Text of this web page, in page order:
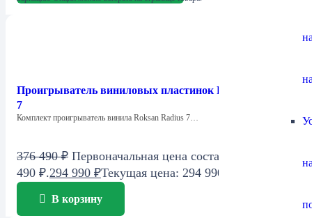
Проигрыватель виниловых пластинок Roksan Radius
7
Комплект проигрыватель винила Roksan Radius 7…
376 490₽ Первоначальная цена составляла 376
490 ₽.294 990 ₽Текущая цена: 294 990 ₽.
В корзину